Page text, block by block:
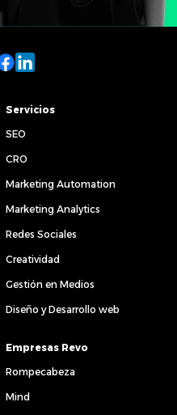
Servicios
SEO
CRO
Marketing Automation
Marketing Analytics
Redes Sociales
Creatividad
Gestión en Medios
Diseño y Desarrollo web
Empresas Revo
Rompecabeza
Mind